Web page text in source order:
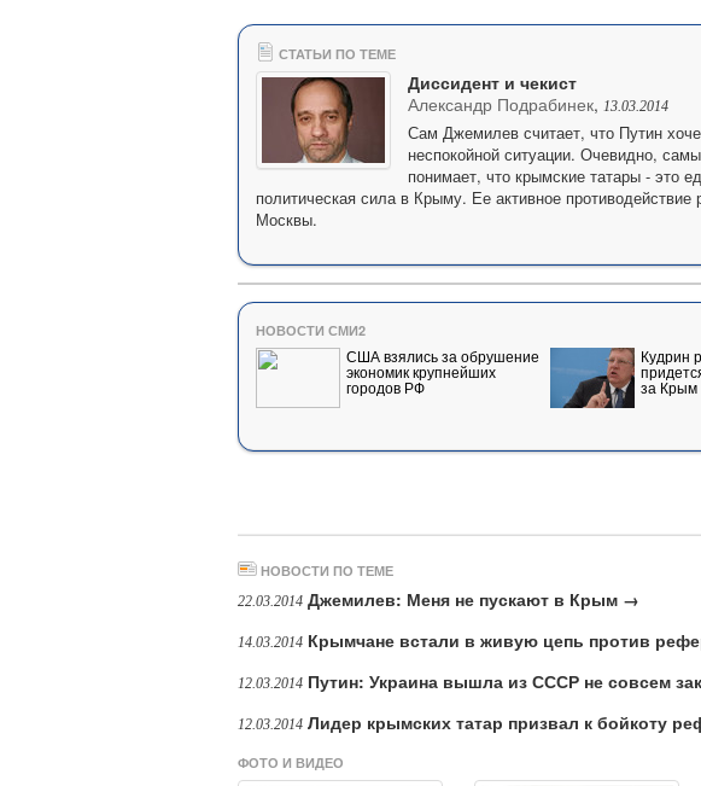
СТАТЬИ ПО ТЕМЕ
Диссидент и чекист
Александр Подрабинек, 13.03.2014
Сам Джемилев считает, что Путин
неспокойной ситуации. Очевидно,
понимает, что крымские татары - это
политическая сила в Крыму. Ее активное
Москвы.
НОВОСТИ СМИ2
США взялись за обрушение
экономик крупнейших
городов РФ
Кудрин
за Крым
НОВОСТИ ПО ТЕМЕ
22.03.2014 Джемилев: Меня не пускают в Крым →
14.03.2014 Крымчане встали в живую цепь против
12.03.2014 Путин: Украина вышла из СССР не совсем
12.03.2014 Лидер крымских татар призвал к бойкоту
ФОТО И ВИДЕО